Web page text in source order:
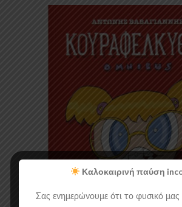
Καλοκαιρινή παύση
Σας ενημερώνουμε ότι το φυσικό